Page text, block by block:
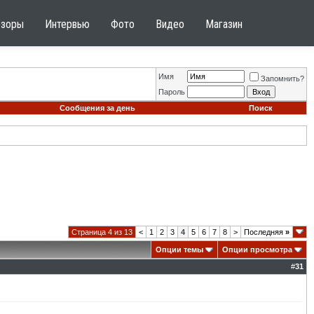
Интервью Фото Видео Магазин
Имя
Запомнить?
Пароль
Сообщения за день
Поиск
Страница 4 из 13 < 1 2 3 4 5 6 7 8 > Последняя »
Опции темы
Опции просмотра
#31